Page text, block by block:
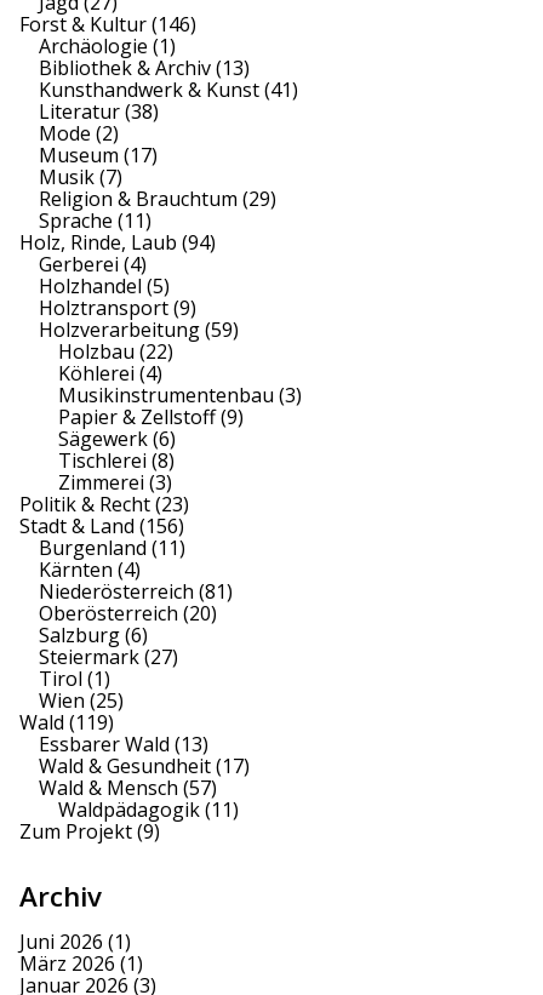
Forst & Kultur(146)
Archäologie (1)
Bibliothek & Archiv(13)
Kunsthandwerk & Kunst(41)
Literatur(38)
Mode (2)
Museum (17)
Musik(7)
Religion & Brauchtum (29)
Sprache (11)
Holz, Rinde, Laub (94)
Gerberei (4)
Holzhandel (5)
Holztransport(9)
Holzverarbeitung(59)
Holzbau (22)
Köhlerei (4)
Musikinstrumentenbau (3)
Papier & Zellstoff(9)
Sägewerk(6)
Tischlerei (8)
Zimmerei (3)
Politik & Recht(23)
Stadt & Land (156)
Burgenland (11)
Kärnten (4)
Niederösterreich (81)
Oberösterreich (20)
Salzburg(6)
Steiermark(27)
Tirol (1)
Wien (25)
Wald (119)
Essbarer Wald (13)
Wald & Gesundheit(17)
Wald & Mensch (57)
Waldpädagogik(11)
Zum Projekt(9)
Archiv
Juni 2026 (1)
März 2026 (1)
Januar 2026 (3)